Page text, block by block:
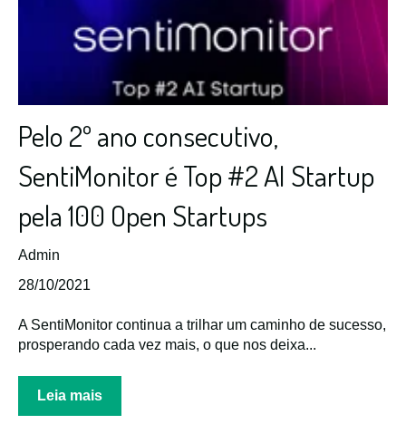
Pelo 2º ano consecutivo,
SentiMonitor é Top #2 AI Startup
pela 100 Open Startups
Admin
28/10/2021
A SentiMonitor continua a trilhar um caminho de sucesso,
prosperando cada vez mais, o que nos deixa...
Leia mais